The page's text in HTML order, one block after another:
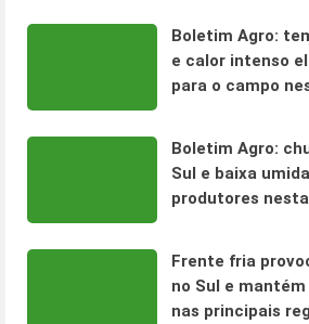
Boletim Agro:
e calor intenso
para o campo
Boletim Agro:
Sul e baixa
produtores
Frente fria
no Sul e
nas principais